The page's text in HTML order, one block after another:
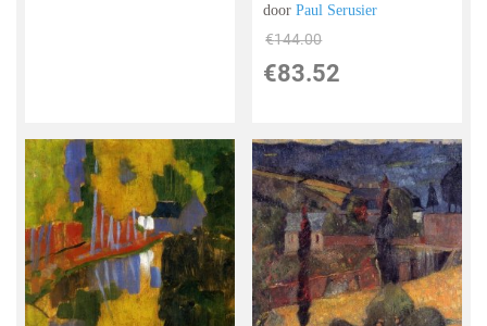
doorPaul Serusier
€144.00
€83.52